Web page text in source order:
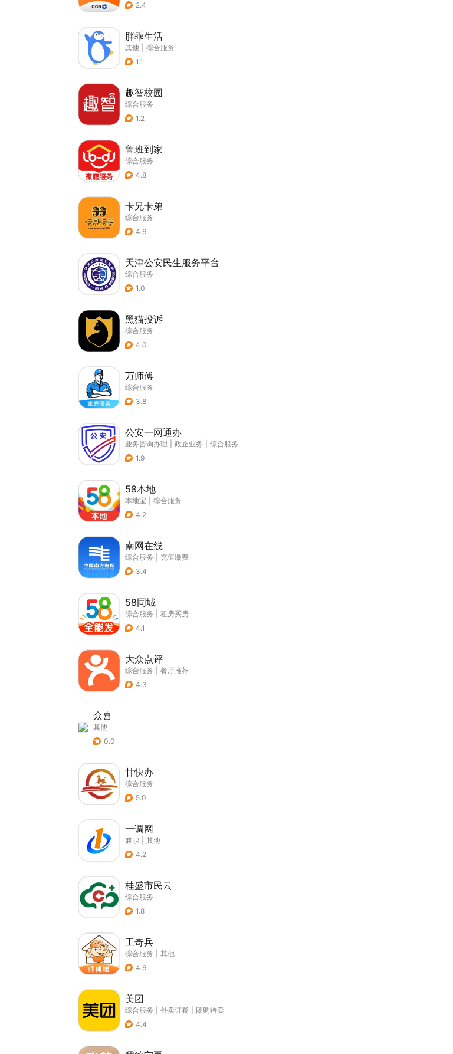
2.4
胖乖生活
其他
综合服务
1.1
趣智校园
综合服务
1.2
鲁班到家
综合服务
4.8
卡兄卡弟
综合服务
4.6
天津公安民生服务平台
综合服务
1.0
黑猫投诉
综合服务
4.0
万师傅
综合服务
3.8
公安一网通办
业务咨询办理 政企业务
综合服务
1.9
58本地
本地宝
综合服务
4.2
南网在线
综合服务
充值缴费
3.4
58同城
综合服务
租房买房
4.1
大众点评
综合服务
餐厅推荐
4.3
众喜
其他
0.0
甘快办
综合服务
5.0
一调网
兼职
其他
4.2
桂盛市民云
综合服务
1.8
工奇兵
综合服务
其他
4.6
美团
综合服务 外卖订餐
团购特卖
4.4